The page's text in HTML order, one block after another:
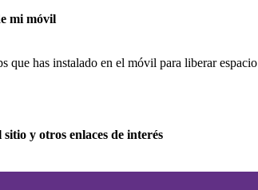
mi móvil
que has instalado en el móvil para liberar
y otros enlaces de interés